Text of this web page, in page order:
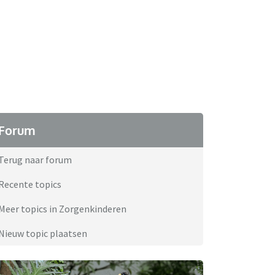
naar forum
topics
topics in Zorgenkinderen
topic plaatsen